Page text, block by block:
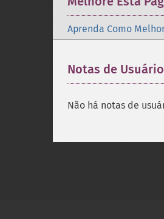
Aprenda Como
Notas de
Não há notas de